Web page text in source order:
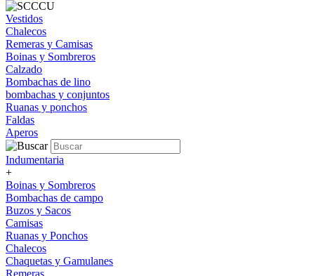
Vestidos
Chalecos
Remeras y Camisas
Boinas y Sombreros
Calzado
Bombachas de lino
bombachas y conjuntos
Ruanas y ponchos
Faldas
Aperos
Indumentaria
+
Boinas y Sombreros
Bombachas de campo
Buzos y Sacos
Camisas
Ruanas y Ponchos
Chalecos
Chaquetas y Gamulanes
Remeras